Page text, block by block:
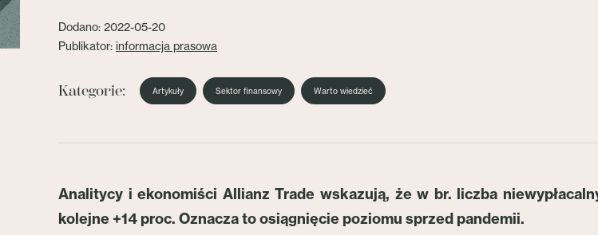
Dodano: 2022-05-20
Publikator: informacja prasowa
Kategorie: Artykuły Sektor finansowy Warto wiedzieć
Analitycy i ekonomiści Allianz Trade wskazują, że w br. liczba
kolejne +14 proc. Oznacza to osiągnięcie poziomu sprzed pandemii.